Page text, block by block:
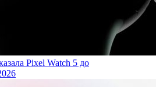
Pixel Watch 5 до